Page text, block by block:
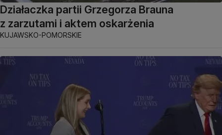
Działaczka partii Grzegorza Brauna
z zarzutami i aktem oskarżenia
KUJAWSKO-POMORSKIE